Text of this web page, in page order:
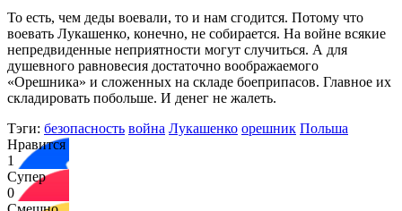
То есть, чем деды воевали, то и нам сгодится. Потому что
воевать Лукашенко, конечно, не собирается. На войне всякие
непредвиденные неприятности могут случиться. А для
душевного равновесия достаточно воображаемого
«Орешника» и сложенных на складе боеприпасов. Главное их
складировать побольше. И денег не жалеть.
Тэги: безопасность война Лукашенко орешник Польша
Нравится
1
Супер
0